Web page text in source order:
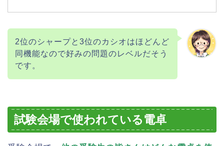
2位のシャープと3位のカシオはほどんど
同機能なので好みの問題のレベルだそう
です。
試験会場で使われている電卓